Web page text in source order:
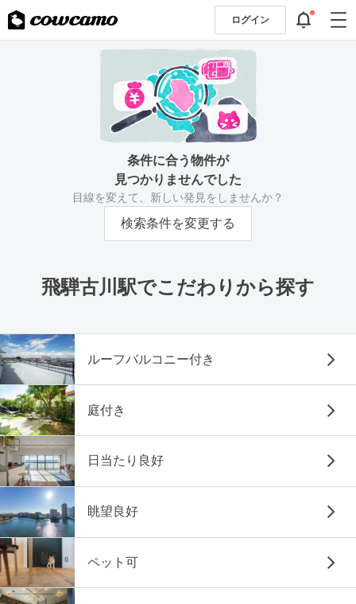
ログイン
条件に合う物件が
見つかりませんでした
目線を変えて、新しい発見をしませんか？
検索条件を変更する
飛騨古川駅でこだわりから探す
ルーフバルコニー付き
庭付き
日当たり良好
眺望良好
ペット可